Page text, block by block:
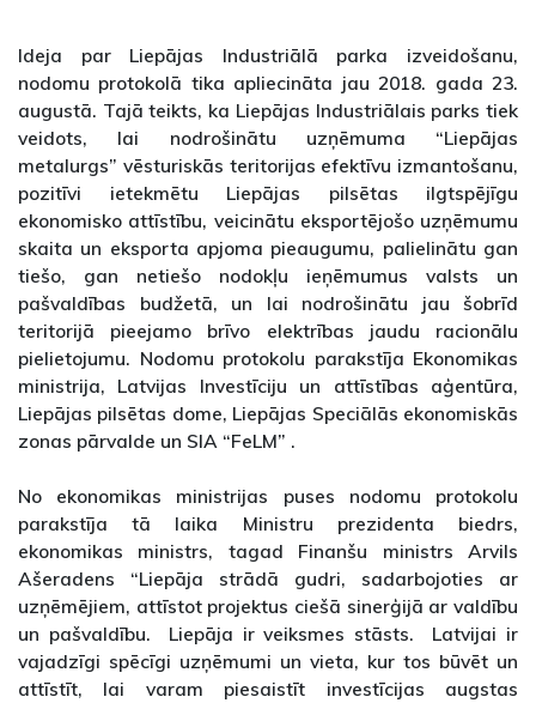
Ideja par Liepājas Industriālā parka izveidošanu,
nodomu protokolā tika apliecināta jau 2018. gada 23.
augustā. Tajā teikts, ka Liepājas Industriālais parks tiek
veidots, lai nodrošinātu uzņēmuma “Liepājas
metalurgs” vēsturiskās teritorijas efektīvu izmantošanu,
pozitīvi ietekmētu Liepājas pilsētas ilgtspējīgu
ekonomisko attīstību, veicinātu eksportējošo uzņēmumu
skaita un eksporta apjoma pieaugumu, palielinātu gan
tiešo, gan netiešo nodokļu ieņēmumus valsts un
pašvaldības budžetā, un lai nodrošinātu jau šobrīd
teritorijā pieejamo brīvo elektrības jaudu racionālu
pielietojumu. Nodomu protokolu parakstīja Ekonomikas
ministrija, Latvijas Investīciju un attīstības aģentūra,
Liepājas pilsētas dome, Liepājas Speciālās ekonomiskās
zonas pārvalde un SIA “FeLM” .
No ekonomikas ministrijas puses nodomu protokolu
parakstīja tā laika Ministru prezidenta biedrs,
ekonomikas ministrs, tagad Finanšu ministrs Arvils
Ašeradens “Liepāja strādā gudri, sadarbojoties ar
uzņēmējiem, attīstot projektus ciešā sinerģijā ar valdību
un pašvaldību. Liepāja ir veiksmes stāsts. Latvijai ir
vajadzīgi spēcīgi uzņēmumi un vieta, kur tos būvēt un
attīstīt, lai varam piesaistīt investīcijas augstas